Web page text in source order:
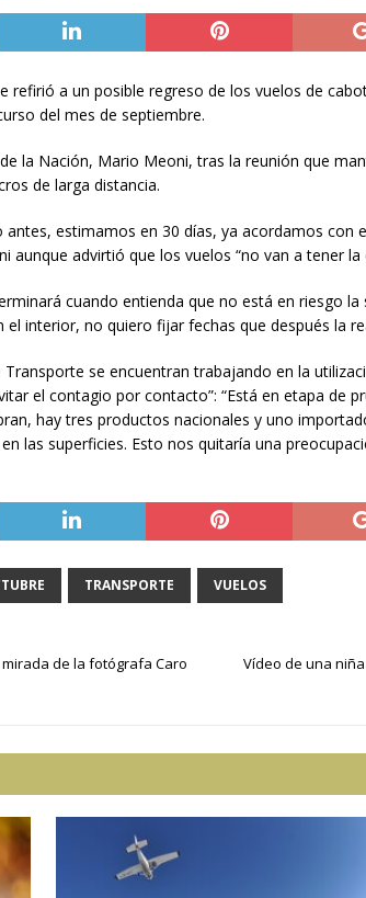
refirió a un posible regreso de los vuelos de
del mes de septiembre.
la Nación, Mario Meoni, tras la reunión que
de larga distancia.
estimamos en 30 días, ya acordamos con
advirtió que los vuelos “no van a tener
cuando entienda que no está en riesgo
interior, no quiero fijar fechas que después la
se encuentran trabajando en la
el contagio por contacto”: “Está en etapa de
hay tres productos nacionales y uno
las superficies. Esto nos quitaría una
TRANSPORTE VUELOS
de la fotógrafa Caro
Vídeo de una